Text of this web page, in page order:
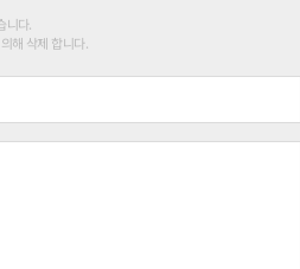
니다.
해 삭제 합니다.